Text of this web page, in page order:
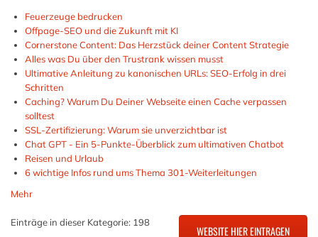
Feuerzeuge bedrucken
Offpage-SEO und die Zukunft mit KI
Cornerstone Content: Das Herzstück deiner Content Strategie
Alles was Du über den Trustrank wissen musst
Ultimative Anleitung zu kanonischen URLs: SEO-Erfolg in drei
Schritten
Caching? Warum Du Deiner Webseite einen Cache verpassen
solltest
SSL-Zertifizierung: Warum sie unverzichtbar ist
Chat GPT - Ein 5-Punkte-Überblick zum ultimativen Chatbot
Reisen und Urlaub
6 wichtige Infos rund ums Thema 301-Weiterleitungen
Mehr
Einträge in dieser Kategorie: 198